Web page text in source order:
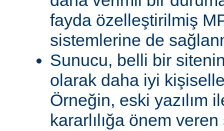
fayda özelleştirilmiş
sistemlerine de
Sunucu, belli bir
olarak daha iyi
Örneğin, eski yazılım
kararlılığa önem